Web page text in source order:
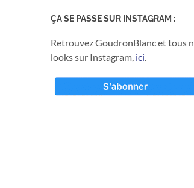
ÇA SE PASSE SUR INSTAGRAM :
Retrouvez GoudronBlanc et tous
looks sur Instagram, ici.